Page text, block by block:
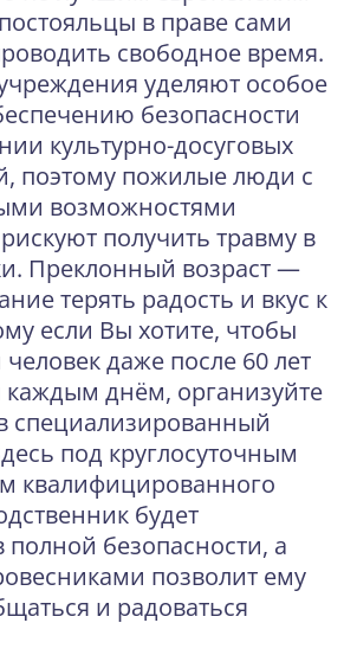
в праве сами
свободное время.
уделяют особое
безопасности
культурно-досуговых
поэтому пожилые люди с
возможностями
получить травму в
Преклонный возраст —
терять радость и вкус к
если Вы хотите, чтобы
даже после 60 лет
каждым днём, организуйте
специализированный
под круглосуточным
квалифицированного
будет
полной безопасности, а
позволит ему
и радоваться